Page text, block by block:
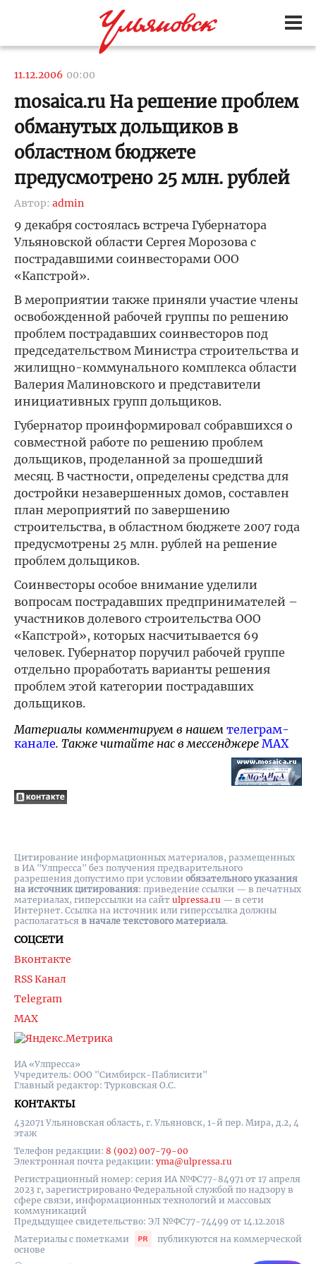
11.12.2006 00:00
mosaica.ru На решение проблем
обманутых дольщиков в
областном бюджете
предусмотрено 25 млн. рублей
Автор: admin
9 декабря состоялась встреча Губернатора
Ульяновской области Сергея Морозова с
пострадавшими соинвесторами ООО
«Капстрой».
В мероприятии также приняли участие члены
освобожденной рабочей группы по решению
проблем пострадавших соинвесторов под
председательством Министра строительства и
жилищно-коммунального комплекса области
Валерия Малиновского и представители
инициативных групп дольщиков.
Губернатор проинформировал собравшихся о
совместной работе по решению проблем
дольщиков, проделанной за прошедший
месяц. В частности, определены средства для
достройки незавершенных домов, составлен
план мероприятий по завершению
строительства, в областном бюджете 2007 года
предусмотрены 25 млн. рублей на решение
проблем дольщиков.
Соинвесторы особое внимание уделили
вопросам пострадавших предпринимателей –
участников долевого строительства ООО
«Капстрой», которых насчитывается 69
человек. Губернатор поручил рабочей группе
отдельно проработать варианты решения
проблем этой категории пострадавших
дольщиков.
Материалы комментируем в нашем телеграм-
канале. Также читайте нас в мессенджере MAX
ИА «Улпресса»
Учредитель: ООО "Симбирск-Паблисити"
Главный редактор: Турковская О.С.
КОНТАКТЫ
432071 Ульяновская область, г. Ульяновск, 1-й пер. Мира, д.2, 4
этаж
Телефон редакции: 8 (902) 007-79-00
Электронная почта редакции: yma@ulpressa.ru
Регистрационный номер: серия ИА №ФС77-84971 от 17 апреля
2023 г, зарегистрировано Федеральной службой по надзору в
сфере связи, информационных технологий и массовых
коммуникаций
Предыдущее свидетельство: ЭЛ №ФС77-74499 от 14.12.2018
Материалы с пометками
публикуются на коммерческой
основе
СОЦСЕТИ
Вконтакте
RSS Канал
Telegram
MAX
Цитирование информационных материалов, размещенных
в ИА "Улпресса" без получения предварительного
разрешения допустимо при условии обязательного указания
на источник цитирования: приведение ссылки — в печатных
материалах, гиперссылки на cайт ulpressa.ru — в сети
Интернет. Ссылка на источник или гиперссылка должны
располагаться в начале текстового материала.